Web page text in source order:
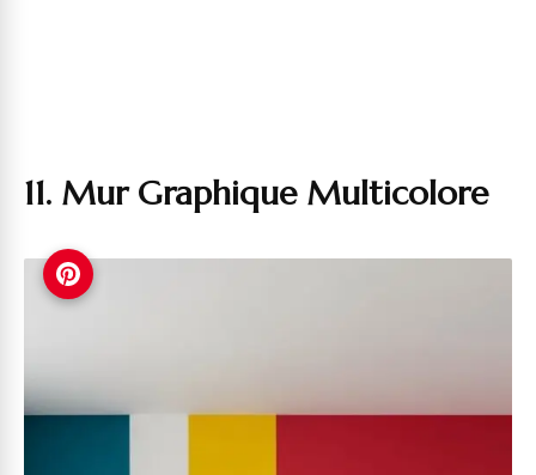
11. Mur Graphique Multicolore